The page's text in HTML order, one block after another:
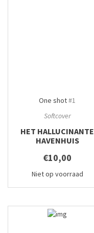
One shot#1
Softcover
HET HALLUCINANTE
HAVENHUIS
€10,00
Niet op voorraad